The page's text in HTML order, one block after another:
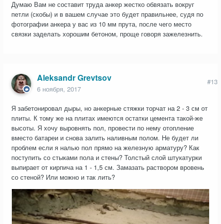
Думаю Вам не составит труда анкер жестко обвязать вокруг
петли (скобы) и в вашем случае это будет правильнее, судя по
фотографии анкера у вас из 10 мм прута, после чего место
связки заделать хорошим бетоном, проще говоря зажелезнить.
Aleksandr Grevtsov
6 ноября, 2017
#13
Я забетонировал дыры, но анкерные стяжки торчат на 2 - 3 см от
плиты. К тому же на плитах имеются остатки цемента такой-же
высоты. Я хочу выровнять пол, провести по нему отопление
вместо батареи и снова залить наливным полом. Не будет ли
проблем если я налью пол прямо на железную арматуру? Как
поступить со стыками пола и стены? Толстый слой штукатурки
выпирает от кирпича на 1 - 1,5 см. Замазать раствором вровень
со стеной? Или можно и так лить?